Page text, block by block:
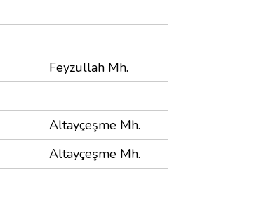
Feyzullah Mh.
Altayçeşme Mh.
Altayçeşme Mh.